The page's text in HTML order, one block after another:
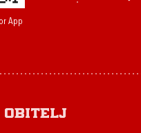
App
Obitelj